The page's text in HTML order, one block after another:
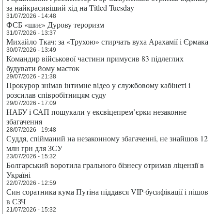
за найкрасивіший хід на Titled Tuesday
31/07/2026 - 14:48
ФСБ «шиє» Дурову тероризм
31/07/2026 - 13:37
Михайло Ткач: за «Трухою» стирчать вуха Арахамії і Єрмака
30/07/2026 - 13:49
Командир військової частини примусив 83 підлеглих
будувати йому маєток
29/07/2026 - 21:38
Прокурор знімав інтимне відео у службовому кабінеті і
розсилав співробітницям суду
29/07/2026 - 17:09
НАБУ і САП пошукали у ексвіцепрем’єрки незаконне
збагачення
28/07/2026 - 19:48
Суддя, спійманий на незаконному збагаченні, не знайшов 12
млн грн для ЗСУ
23/07/2026 - 15:32
Болгарський воротила грального бізнесу отримав ліцензії в
Україні
22/07/2026 - 12:59
Син соратника кума Путіна піддався VIP-бусифікації і пішов
в СЗЧ
21/07/2026 - 15:32